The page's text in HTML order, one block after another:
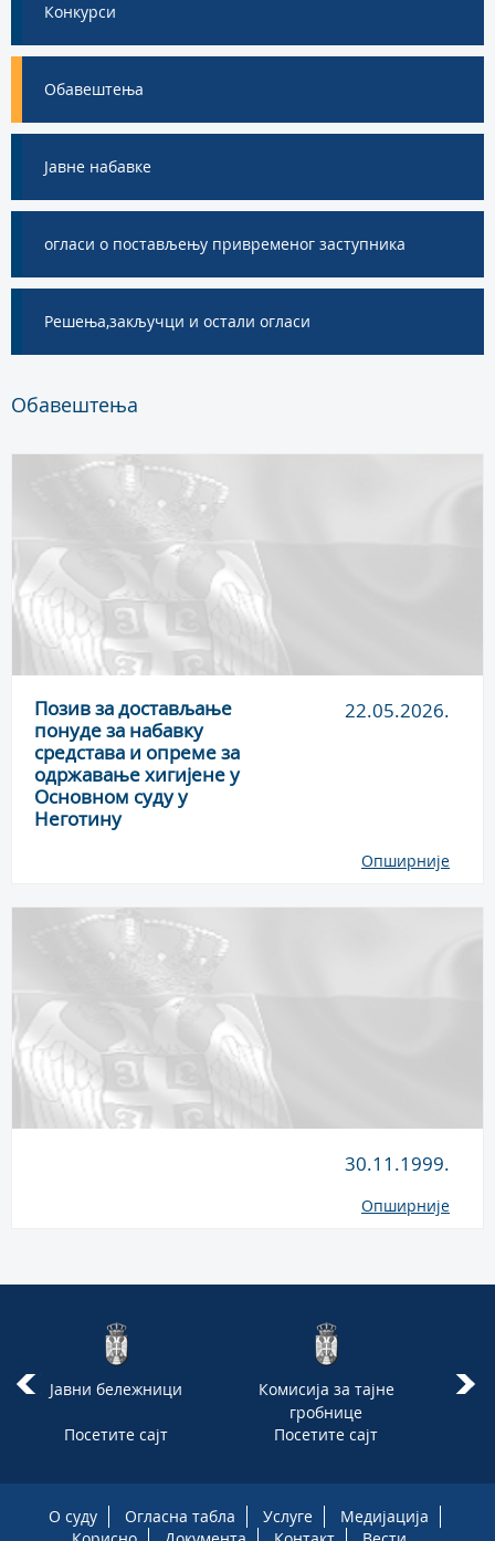
Конкурси
Обавештења
Jавне набавке
огласи о постављењу привременог заступника
Решења,закључци и остали огласи
Обавештења
Позив за достављање
понуде за набавку
средстава и опреме за
одржавање хигијене у
Основном суду у
Неготину
22.05.2026.
Опширније
30.11.1999.
Опширније
Јавни бележници
Посетите сајт
Комисија за тајне
гробнице
Посетите сајт
О суду Огласна табла Услуге
Медијација